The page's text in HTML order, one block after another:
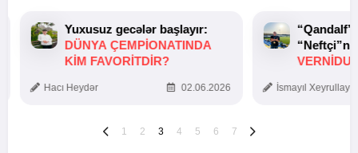
Yuxusuz gecələr başlayır:
DÜNYA ÇEMPIONATINDA
KIM FAVORITDIR?
Hacı Heydər 02.06.2026 İsmayıl
1 2 3 4 5 6 7